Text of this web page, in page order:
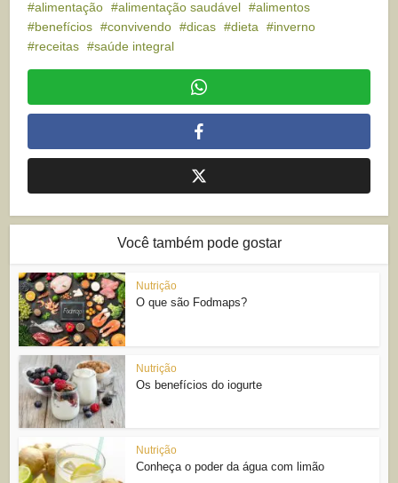
alimentação alimentação saudável
alimentos
benefícios
convivendo dicas dieta
inverno
receitas
saúde integral
Você também pode gostar
Nutrição
O que são Fodmaps?
Nutrição
Os benefícios do iogurte
Nutrição
Conheça o poder da água com limão